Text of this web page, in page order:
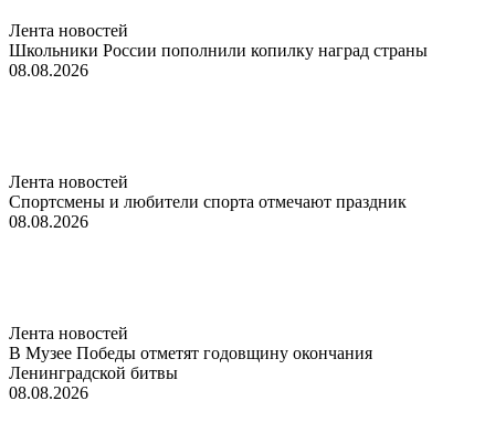
Лента новостей
Школьники России пополнили копилку наград страны
08.08.2026
Лента новостей
Спортсмены и любители спорта отмечают праздник
08.08.2026
Лента новостей
В Музее Победы отметят годовщину окончания
Ленинградской битвы
08.08.2026